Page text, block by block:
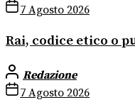
7 Agosto 2026
Rai, codice etico o
Redazione
7 Agosto 2026